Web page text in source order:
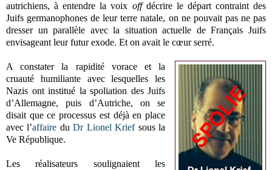
autrichiens, à entendre la voix off décrire le départ contraint des
Juifs germanophones de leur terre natale, on ne pouvait pas ne pas
dresser un parallèle avec la situation actuelle de Français Juifs
envisageant leur futur exode. Et on avait le cœur serré.
A constater la rapidité vorace et la
cruauté humiliante avec lesquelles les
Nazis ont institué la spoliation des Juifs
d’Allemagne, puis d’Autriche, on se
disait que ce processus est déjà en place
avec l’affaire duDr Lionel Kriefsous la
Ve République.
Les réalisateurs soulignaient les